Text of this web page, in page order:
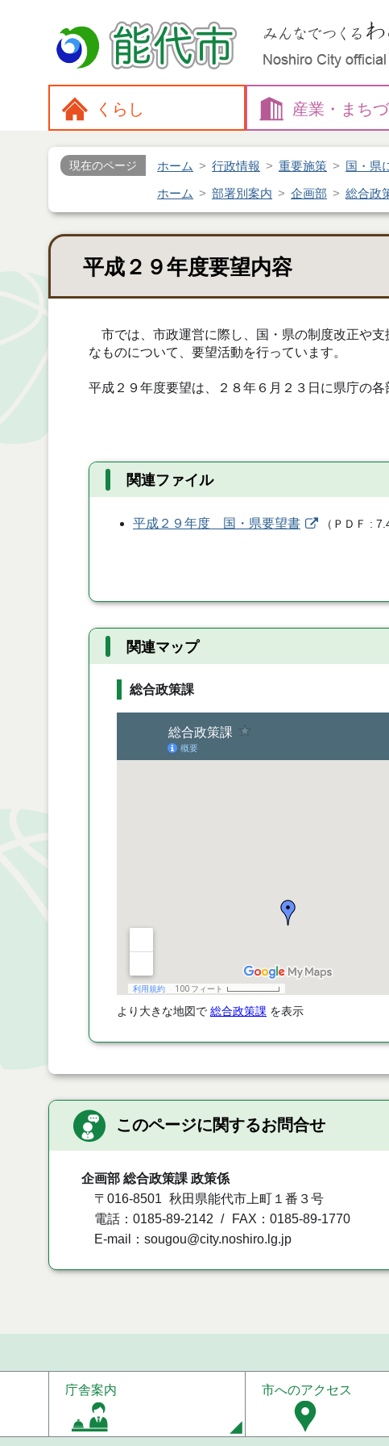
くらし 産業・ まち
現在のページ ホーム 行政情報 重要施策 国・県
ホーム 部署別案内 企画部 総合政
平成２９年度要望内容
市では、市政運営に際し、国・県の制度改正や
なものについて、要望活動を行っています。
平成２９年度要望は、２８年６月２３日に県庁の
関連ファイル
平成２９年度 国・県要望書 （ ＰＤＦ
関連マップ
総合政策課
より大きな地図で 総合政策課 を表示
このページに関するお問合せ
企画部 総合政策課 政策係
〒016-8501 秋田県能代市上町１番３号
電話：0185-89-2142
FAX：0185-89-1770
E-mail：sougou@city.noshiro.lg.jp
庁舎案内 市へのアクセス